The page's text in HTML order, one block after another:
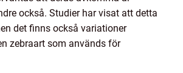
också. Studier har visat att detta
det finns också variationer
zebraart som används för